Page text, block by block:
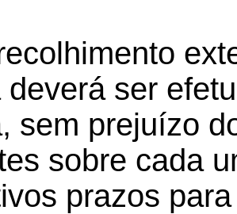
deverá ser
sem prejuízo
sobre cada
prazos